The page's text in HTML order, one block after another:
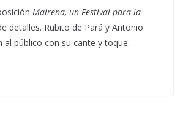
Mairena, un Festival para la
detalles. Rubito de Pará y Antonio
al público con su cante y toque.